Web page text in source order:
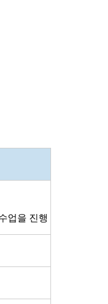
업을 진행